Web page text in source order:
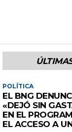
POLÍTICA
EL BNG
«DEJÓ SIN
EN EL
EL ACCESO A